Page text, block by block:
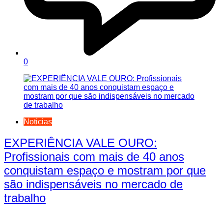
0
Noticias
EXPERIÊNCIA VALE OURO:
Profissionais com mais de 40 anos
conquistam espaço e mostram por que
são indispensáveis no mercado de
trabalho